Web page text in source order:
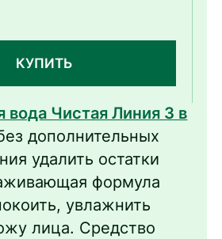
розы 400 мл
КУПИТЬ
вода Чистая Линия 3 в
дополнительных
удалить остатки
формула
увлажнить
лица. Средство